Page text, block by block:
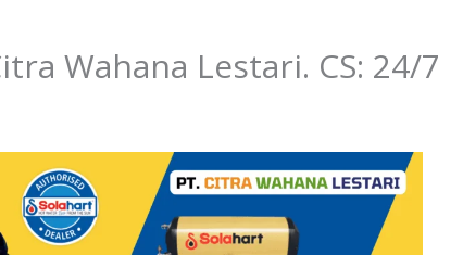
Wahana Lestari. CS: 24/7